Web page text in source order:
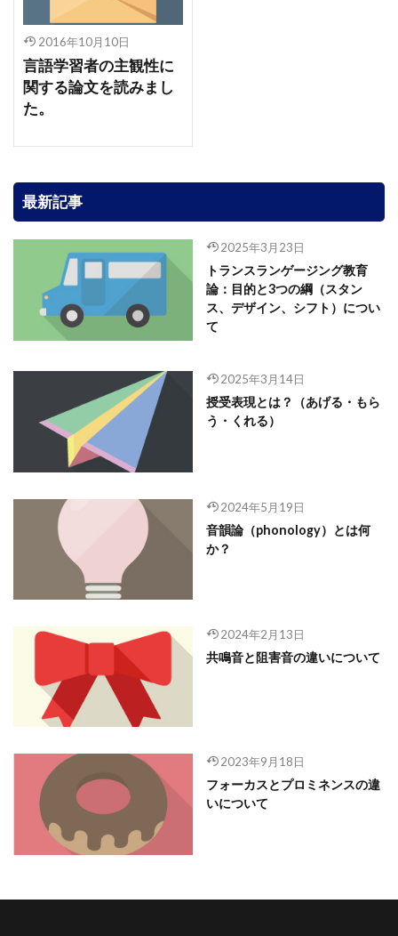
2016年10月10日
言語学習者の主観性に
関する論文を読みまし
た。
最新記事
2025年3月23日
トランスランゲージング教育
論：目的と3つの綱（スタン
ス、デザイン、シフト）につい
て
2025年3月14日
授受表現とは？（あげる・もら
う・くれる）
2024年5月19日
音韻論（phonology）とは何
か？
2024年2月13日
共鳴音と阻害音の違いについて
2023年9月18日
フォーカスとプロミネンスの違
いについて